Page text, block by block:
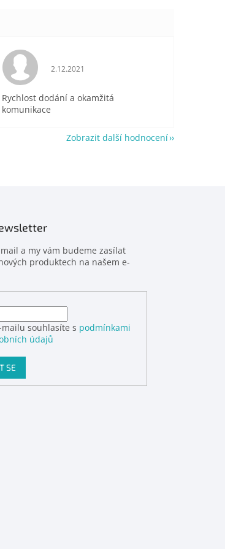
Hodnocení obchodu je 5 z 5 hvězdiček.
2.12.2021
Rychlost dodání a okamžitá
komunikace
Zobrazit další hodnocení
a my vám budeme zasílat
produktech na našem e-
souhlasíte s podmínkami
údajů
SE